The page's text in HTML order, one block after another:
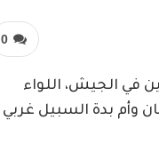
0
في الجيش، اللواء
وأم بدة السبيل غربي